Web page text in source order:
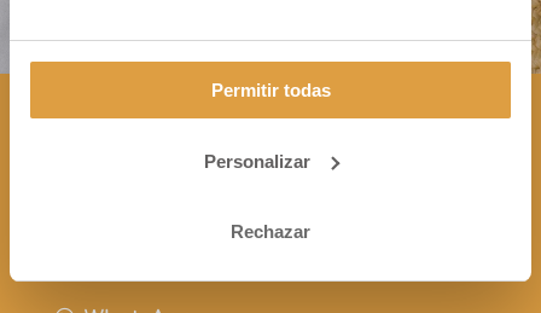
Permitir todas
Personalizar
Rechazar
CONTÁCTANOS
+34 963 172 344